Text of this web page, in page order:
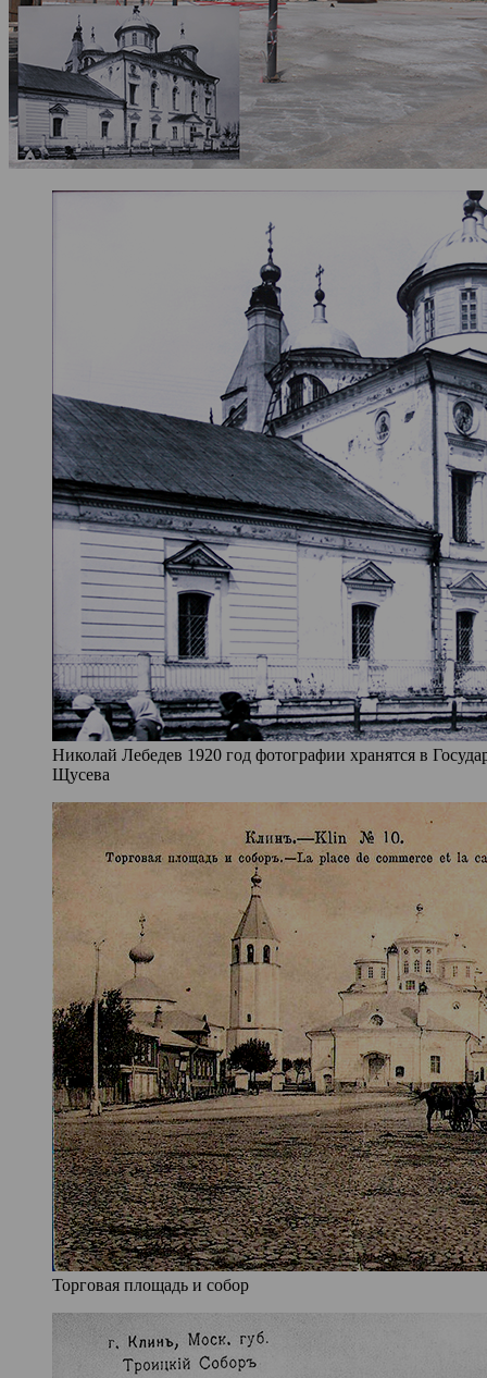
Николай Лебедев 1920 год фотографии хранятся в
Щусева
Торговая площадь и собор